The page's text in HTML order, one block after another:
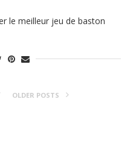
le meilleur jeu de baston
OLDER POSTS